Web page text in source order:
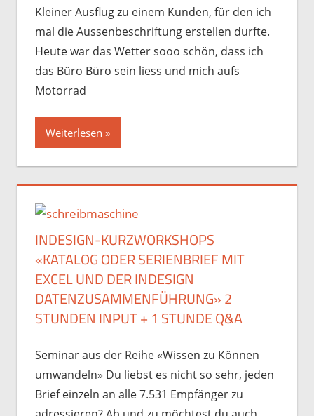
Kleiner Ausflug zu einem Kunden, für den ich
mal die Aussenbeschriftung erstellen durfte.
Heute war das Wetter sooo schön, dass ich
das Büro Büro sein liess und mich aufs
Motorrad
Weiterlesen
INDESIGN-KURZWORKSHOPS
«KATALOG ODER SERIENBRIEF MIT
EXCEL UND DER INDESIGN
DATENZUSAMMENFÜHRUNG» 2
STUNDEN INPUT + 1 STUNDE Q&A
Seminar aus der Reihe «Wissen zu Können
umwandeln» Du liebst es nicht so sehr, jeden
Brief einzeln an alle 7.531 Empfänger zu